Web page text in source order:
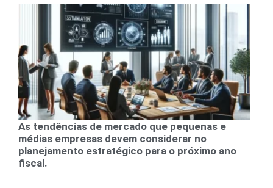
As tendências de mercado que pequenas e
médias empresas devem considerar no
planejamento estratégico para o próximo ano
fiscal.